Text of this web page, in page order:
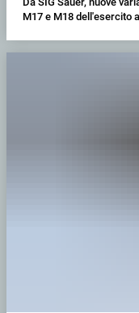
M17 e M18 dell'esercito